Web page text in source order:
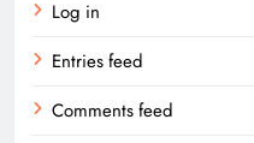
Log in
Entries feed
Comments feed